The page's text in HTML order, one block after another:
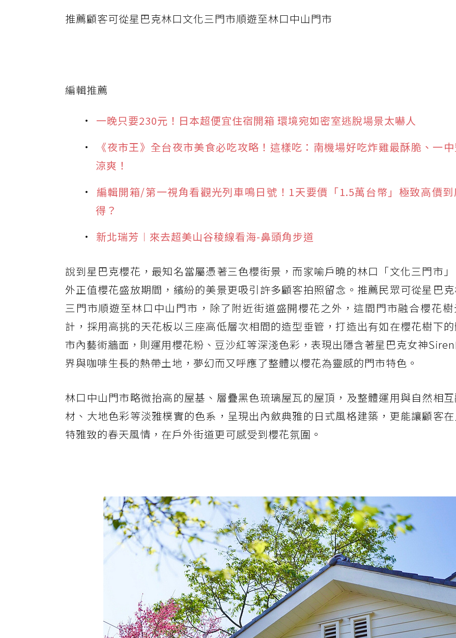
推薦顧客可從星巴克林口文化三門市順遊至林口中山門市
編輯推薦
一晚只要230元！日本超便宜住宿開箱 環境宛如密室逃脫場景太嚇人
《夜市王》全台夜市美食必吃攻略！這樣吃：南機場好吃炸雞最酥脆、一
涼爽！
編輯開箱/第一視角看觀光列車鳴日號！1天要價「1.5萬台幣」極致高價
得？
新北瑞芳︱來去超美山谷稜線看海-鼻頭角步道
說到星巴克櫻花，最知名當屬憑著三色櫻街景，而家喻戶曉的林口「文化三門市
外正值櫻花盛放期間，繽紛的美景更吸引許多顧客拍照留念。推薦民眾可從星巴
三門市順遊至林口中山門市，除了附近街道盛開櫻花之外，這間門市融合櫻花
計，採用高挑的天花板以三座高低層次相間的造型垂管，打造出有如在櫻花樹下
市內藝術牆面，則運用櫻花粉、豆沙紅等深淺色彩，表現出隱含著星巴克女神
界與咖啡生長的熱帶土地，夢幻而又呼應了整體以櫻花為靈感的門市特色。
林口中山門市略微抬高的屋基、層疊黑色琉璃屋瓦的屋頂，及整體運用與自然相
材、大地色彩等淡雅樸實的色系，呈現出內斂典雅的日式風格建築，更能讓顧客
特雅致的春天風情，在戶外街道更可感受到櫻花氛圍。